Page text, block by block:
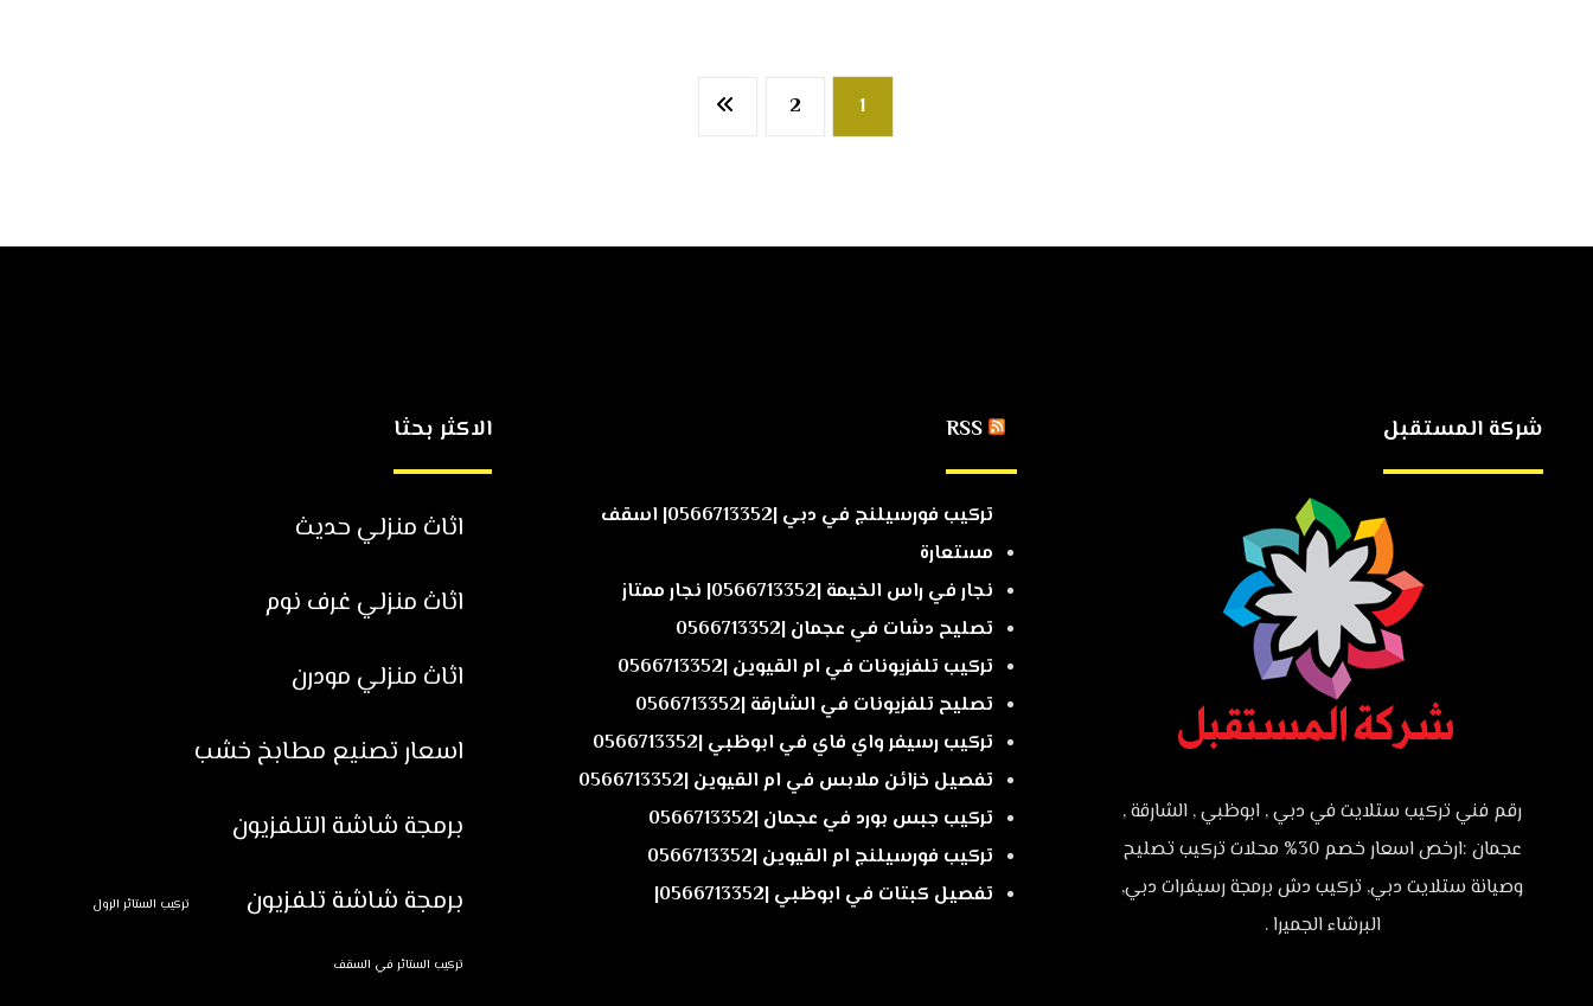
1
2
شركة المستقبل
رقم فني تركيب ستلايت في دبي , ابوظبي , الشارقة ,
عجمان :ارخص اسعار خصم 30% محلات تركيب تصليح
وصيانة ستلايت دبي, تركيب دش برمجة رسيفرات دبي,
البرشاء الجميرا .
RSS
تركيب فورسيلنج في دبي |0566713352| اسقف
مستعارة
نجار في راس الخيمة |0566713352| نجار ممتاز
تصليح دشات في عجمان |0566713352
تركيب تلفزيونات في ام القيوين |0566713352
تصليح تلفزيونات في الشارقة |0566713352
تركيب رسيفر واي فاي في ابوظبي |0566713352
تفصيل خزائن ملابس في ام القيوين |0566713352
تركيب جبس بورد في عجمان |0566713352
تركيب فورسيلنج ام القيوين |0566713352
تفصيل كبتات في ابوظبي |0566713352|
الاكثر بحثا
اثاث منزلي حديث
اثاث منزلي غرف نوم
اثاث منزلي مودرن
اسعار تصنيع مطابخ خشب
برمجة شاشة التلفزيون
برمجة شاشة تلفزيون
تركيب الستائر الرول
تركيب الستائر في السقف